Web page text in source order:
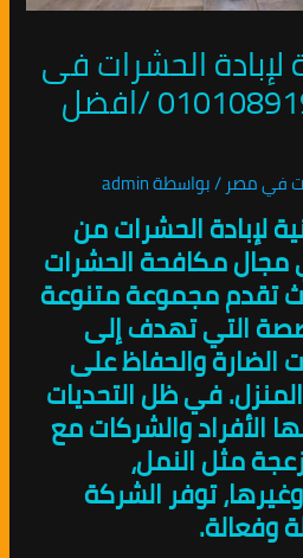
لإبادة الحشرات فى
الاسكندرية 01010891953 /افضل
في مصر / بواسطةadmin
لإبادة الحشرات من
مجال مكافحة الحشرات
تقدم مجموعة متنوعة
التي تهدف إلى
الضارة والحفاظ على
في ظل التحديات
الأفراد والشركات مع
مثل النمل،
توفر الشركة
وفعالة.